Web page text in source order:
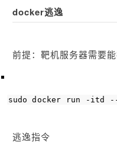
docker逃逸
前提：靶机服务器需要
sudo docker run -itd
逃逸指令